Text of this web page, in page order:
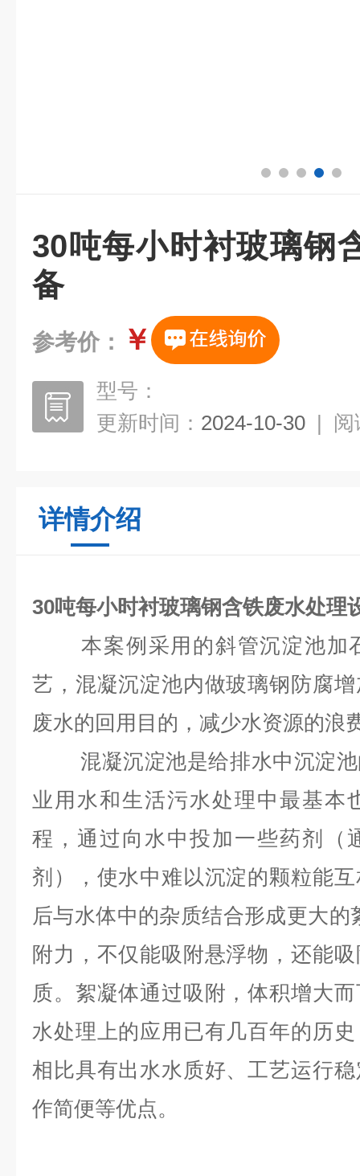
30吨每小时衬玻璃钢
备
参考价： ￥
型号：
更新时间： 2024-10-30 | 阅
详情介绍
30吨每小时衬玻璃钢含铁废水处理
本案例采用的斜管沉淀池加
艺，混凝沉淀池内做玻璃钢防腐
废水的回用目的，减少水资源的浪
混凝沉淀池是给排水中沉淀池
业用水和生活污水处理中最基本
程，通过向水中投加一些药剂（
剂），使水中难以沉淀的颗粒能
后与水体中的杂质结合形成更大
附力，不仅能吸附悬浮物，还能
质。絮凝体通过吸附，体积增大
水处理上的应用已有几百年的历
相比具有出水水质好、工艺运行
作简便等优点。